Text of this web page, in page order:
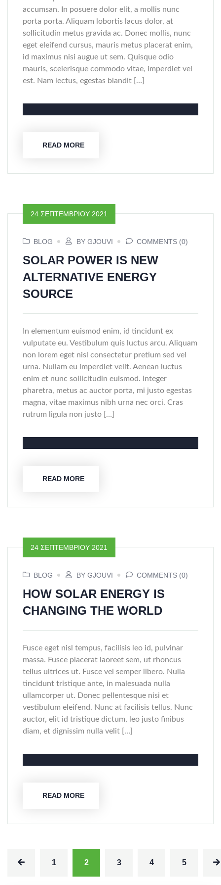
accumsan. In posuere dolor elit, a mollis nunc
porta porta. Aliquam lobortis lacus dolor, at
sollicitudin metus gravida ac. Donec mollis, nunc
eget eleifend cursus, mauris metus placerat enim,
id maximus nisi augue ut sem. Quisque odio
mauris, scelerisque commodo vitae, imperdiet vel
est. Nam lectus, egestas blandit […]
READ MORE
24 ΣΕΠΤΕΜΒΡΊΟΥ 2021
BLOG BY GJOUVI COMMENTS (0)
SOLAR POWER IS NEW
ALTERNATIVE ENERGY
SOURCE
In elementum euismod enim, id tincidunt ex
vulputate eu. Vestibulum quis luctus arcu. Aliquam
non lorem eget nisl consectetur pretium sed vel
urna. Nullam eu imperdiet velit. Aenean luctus
enim et nunc sollicitudin euismod. Integer
pharetra, metus ac auctor porta, mi justo egestas
magna, vitae maximus nibh urna nec orci. Cras
rutrum ligula non justo […]
READ MORE
24 ΣΕΠΤΕΜΒΡΊΟΥ 2021
BLOG BY GJOUVI COMMENTS (0)
HOW SOLAR ENERGY IS
CHANGING THE WORLD
Fusce eget nisl tempus, facilisis leo id, pulvinar
massa. Fusce placerat laoreet sem, ut rhoncus
tellus ultrices ut. Fusce vel semper libero. Nulla
tincidunt tristique ante, in malesuada nulla
ullamcorper ut. Donec pellentesque nisi et
vestibulum eleifend. Nunc at facilisis tellus. Nunc
auctor, elit id tristique dictum, leo justo finibus
diam, et dignissim nulla velit […]
READ MORE
1 2 3 4 5